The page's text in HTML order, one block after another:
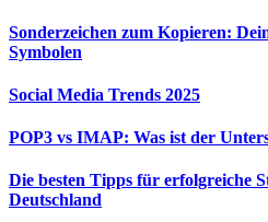
Sonderzeichen zum Kopieren:
Symbolen
Social Media Trends 2025
POP3 vs IMAP: Was ist der
Die besten Tipps für erfolgreiche
Deutschland